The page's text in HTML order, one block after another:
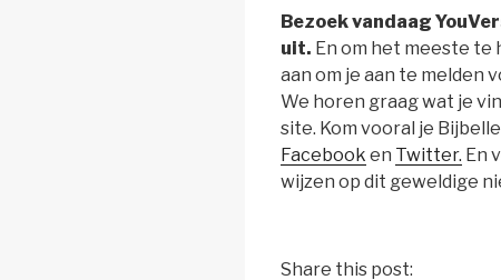
Bezoek vandaag
uit. En om het meeste te
aan om je aan te melden
We horen graag wat je
site. Kom vooral je
Facebook en Twitter. En
wijzen op dit geweldige
e
Share this post: